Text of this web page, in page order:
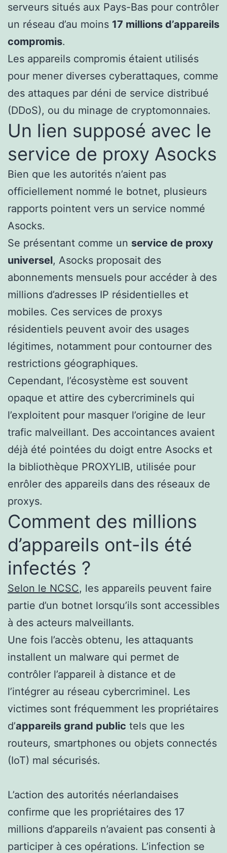
serveurs situés aux Pays-Bas pour contrôler
un réseau d’au moins 17 millions d’appareils
compromis.
Les appareils compromis étaient utilisés
pour mener diverses cyberattaques, comme
des attaques par déni de service distribué
(DDoS), ou du minage de cryptomonnaies.
Un lien supposé avec le
service de proxy Asocks
Bien que les autorités n’aient pas
officiellement nommé le botnet, plusieurs
rapports pointent vers un service nommé
Asocks.
Se présentant comme un service de proxy
universel, Asocks proposait des
abonnements mensuels pour accéder à des
millions d’adresses IP résidentielles et
mobiles. Ces services de proxys
résidentiels peuvent avoir des usages
légitimes, notamment pour contourner des
restrictions géographiques.
Cependant, l’écosystème est souvent
opaque et attire des cybercriminels qui
l’exploitent pour masquer l’origine de leur
trafic malveillant. Des accointances avaient
déjà été pointées du doigt entre Asocks et
la bibliothèque PROXYLIB, utilisée pour
enrôler des appareils dans des réseaux de
proxys.
Comment des millions
d’appareils ont-ils été
infectés ?
Selon le NCSC, les appareils peuvent faire
partie d’un botnet lorsqu’ils sont accessibles
à des acteurs malveillants.
Une fois l’accès obtenu, les attaquants
installent un malware qui permet de
contrôler l’appareil à distance et de
l’intégrer au réseau cybercriminel. Les
victimes sont fréquemment les propriétaires
d’appareils grand public tels que les
routeurs, smartphones ou objets connectés
(IoT) mal sécurisés.
L’action des autorités néerlandaises
confirme que les propriétaires des 17
millions d’appareils n’avaient pas consenti à
participer à ces opérations. L’infection se